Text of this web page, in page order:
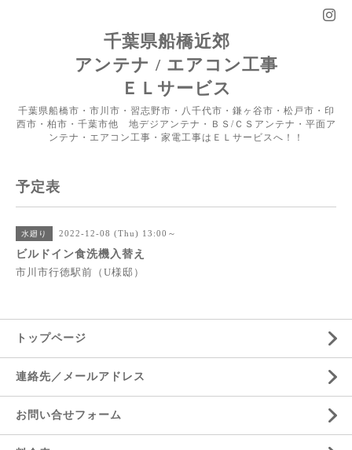
千葉県船橋近郊
アンテナ / エアコン工事
ＥＬサービス
千葉県船橋市・市川市・習志野市・八千代市・鎌ヶ谷市・松戸市・印
西市・柏市・千葉市他 地デジアンテナ・ＢＳ/ＣＳアンテナ・平面ア
ンテナ・エアコン工事・家電工事はＥＬサービスへ！！
予定表
水廻り 2022-12-08 (Thu) 13:00～
ビルドイン食洗機入替え
市川市行徳駅前（U様邸）
トップページ
連絡先／メールアドレス
お問い合せフォーム